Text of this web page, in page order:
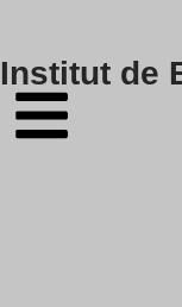
Skip
to
content
Institut de